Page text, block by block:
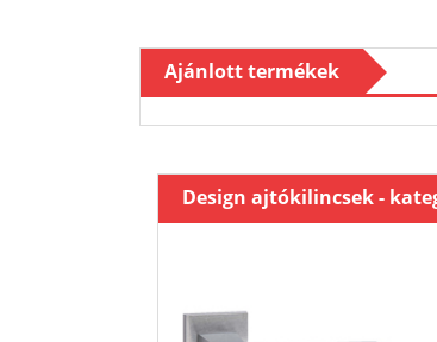
Ajánlott termékek
Design ajtókilincsek -